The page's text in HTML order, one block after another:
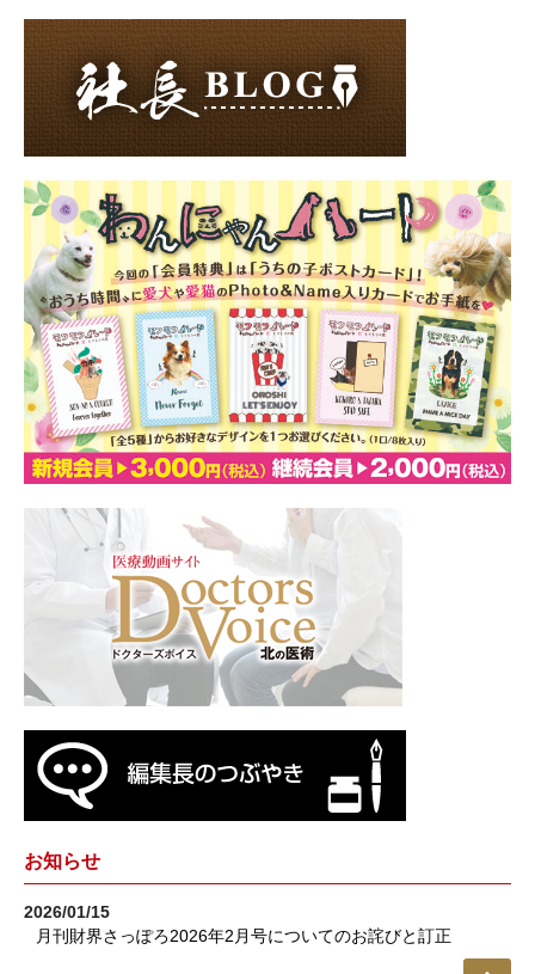
お知らせ
2026/01/15
月刊財界さっぽろ2026年2月号についてのお詫びと訂正